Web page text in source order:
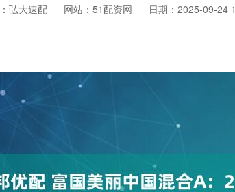
弘大速配 网站：51配资网 日期：2025-09-24